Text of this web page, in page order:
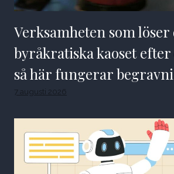
Verksamheten som löser
byråkratiska kaoset
så här fungerar
7 augusti 2026